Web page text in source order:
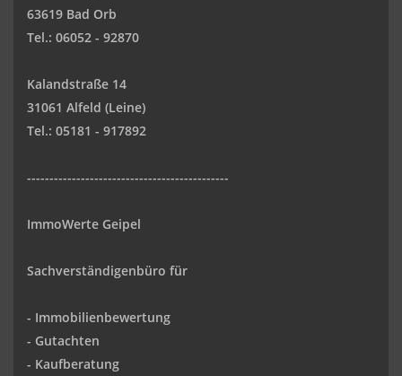
63619 Bad Orb
Tel.: 06052 - 92870
Kalandstraße 14
31061 Alfeld (Leine)
Tel.: 05181 - 917892
---------------------------------------------
ImmoWerte Geipel
Sachverständigenbüro für
- Immobilienbewertung
- Gutachten
- Kaufberatung